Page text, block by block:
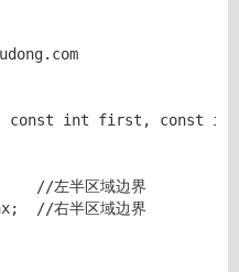
const int first, const
//左半区域边界
//右半区域边界